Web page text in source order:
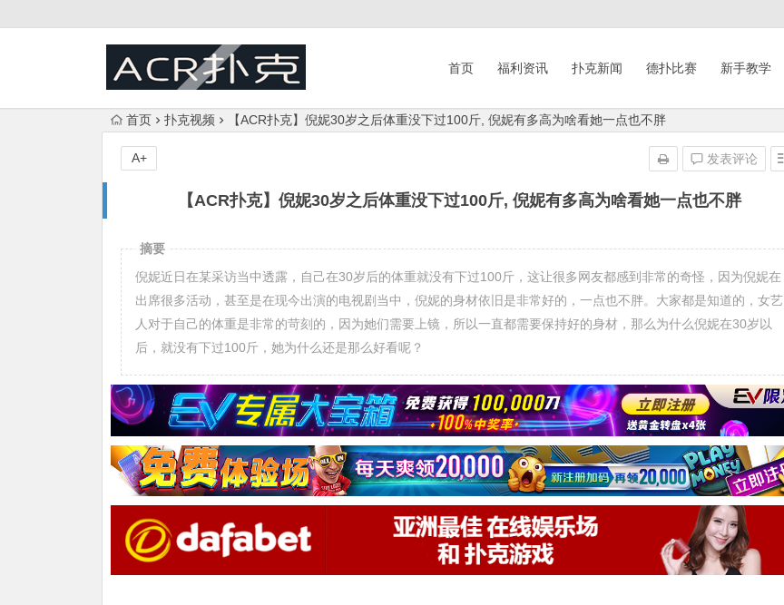
首页 福利资讯 扑克新闻 德扑比赛 新手教学
首页 扑克视频 【ACR扑克】倪妮30岁之后体重没下过100斤, 倪妮有多高为啥看她一点也不胖
【ACR扑克】倪妮30岁之后体重没下过100斤, 倪妮有多高为啥看她一点也不胖
发表评论
A+
摘要
倪妮近日在某采访当中透露，自己在30岁后的体重就没有下过100斤，这让很多网友都感到非常的奇怪，因为倪妮在
出席很多活动，甚至是在现今出演的电视剧当中，倪妮的身材依旧是非常好的，一点也不胖。大家都是知道的，女艺
人对于自己的体重是非常的苛刻的，因为她们需要上镜，所以一直都需要保持好的身材，那么为什么倪妮在30岁以
后，就没有下过100斤，她为什么还是那么好看呢？